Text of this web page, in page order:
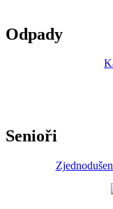
Odpady
Senioři